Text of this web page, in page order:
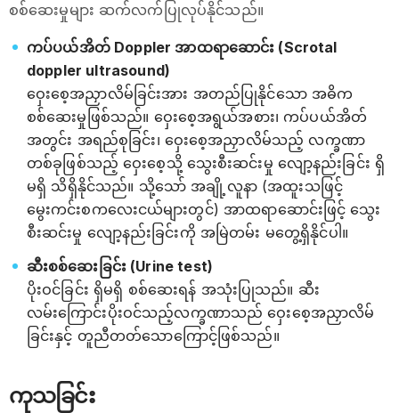
စစ်ဆေးမှုများ ဆက်လက်ပြုလုပ်နိုင်သည်။
ကပ်ပယ်အိတ် Doppler အာထရာဆောင်း (Scrotal
doppler ultrasound)
ဝှေးစေ့အညှာလိမ်ခြင်းအား အတည်ပြုနိုင်သော အဓိက
စစ်ဆေးမှုဖြစ်သည်။ ဝှေးစေ့အရွယ်အစား၊ ကပ်ပယ်အိတ်
အတွင်း အရည်စုခြင်း၊ ဝှေးစေ့အညှာလိမ်သည့် လက္ခဏာ
တစ်ခုဖြစ်သည့် ဝှေးစေ့သို့ သွေးစီးဆင်းမှု လျော့နည်းခြင်း ရှိ
မရှိ သိရှိနိုင်သည်။ သို့သော် အချို့လူနာ (အထူးသဖြင့်
မွေးကင်းစကလေးငယ်များတွင်) အာထရာဆောင်းဖြင့် သွေး
စီးဆင်းမှု လျော့နည်းခြင်းကို အမြဲတမ်း မတွေ့ရှိနိုင်ပါ။
ဆီးစစ်ဆေးခြင်း (Urine test)
ပိုးဝင်ခြင်း ရှိမရှိ စစ်ဆေးရန် အသုံးပြုသည်။ ဆီး
လမ်းကြောင်းပိုးဝင်သည့်လက္ခဏာသည် ဝှေးစေ့အညှာလိမ်
ခြင်းနှင့် တူညီတတ်သောကြောင့်ဖြစ်သည်။
ကုသခြင်း